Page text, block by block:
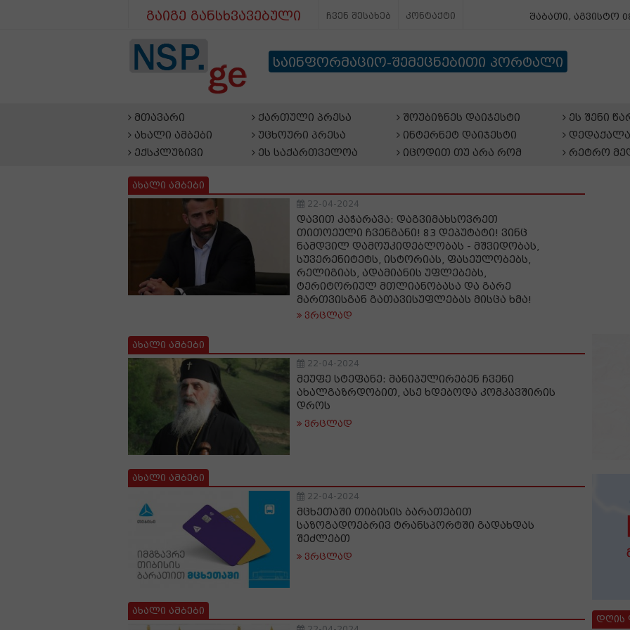
გაიგე განსხვავებული ჩვენ შესახებ კონტაქტი შაბათი, აგვისტო
საინფორმაციო-შემეცნებითი პორტალი
მთავარი
ახალი ამბები
ექსკლუზივი
ქართული პრესა
უცხოური პრესა
ეს საქართველოა
შოუბიზნეს დაიჯესტი
ინტერნეტ დაიჯესტი
იცოდით თუ არა რომ
ეს შენი
რეტრო
ახალი ამბები
22-04-2024
დავით კაჭარავა: დაგვიმახსოვრეთ
თითოეული ჩვენგანი! 83 დეპუტატი! ვინც
ნამდვილ დამოუკიდებლობას - მშვიდობას,
სუვერენიტეტს, ისტორიას, ფასეულობებს,
რელიგიას, ადამიანის უფლებებს,
ტერიტორიულ მთლიანობასა და გარე
მართვისგან გათავისუფლებას მისცა ხმა!
ვრცლად
ახალი ამბები
22-04-2024
მეუფე სტეფანე: მანიპულირებენ ჩვენი
ახალგაზრდობით, ასე ხდებოდა კომკავშირის
დროს
ვრცლად
ახალი ამბები
22-04-2024
მცხეთაში თიბისის ბარათებით
საზოგადოებრივ ტრანსპორტში გადახდას
შეძლებთ
ვრცლად
ახალი ამბები
დღის